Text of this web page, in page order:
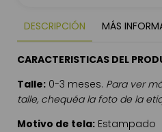
DESCRIPCIÓN MÁS
CARACTERISTICAS DEL
Talle: 0-3 meses. Para ver
talle, chequéa la foto de la
Motivo de tela: Estampado